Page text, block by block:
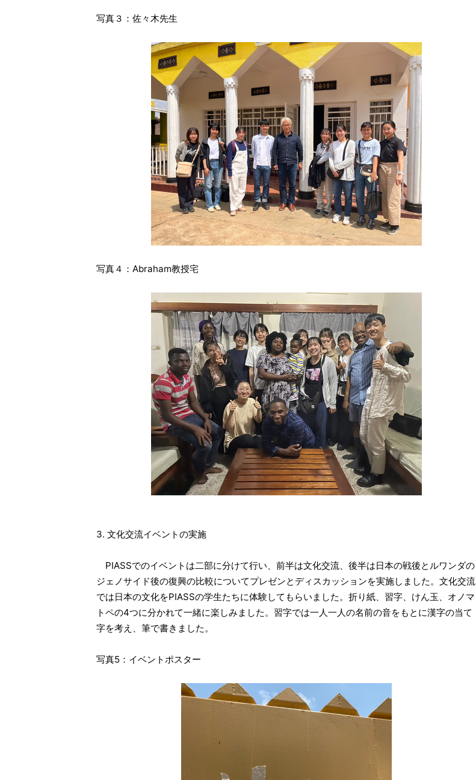
写真３：佐々木先生
写真４：Abraham教授宅
3. 文化交流イベントの実施
PIASSでのイベントは二部に分けて行い、前半は文化交流、後半は日本の戦後とルワンダの
ジェノサイド後の復興の比較についてプレゼンとディスカッションを実施しました。文化交流
では日本の文化をPIASSの学生たちに体験してもらいました。折り紙、習字、けん玉、オノマ
トペの4つに分かれて一緒に楽しみました。習字では一人一人の名前の音をもとに漢字の当て
字を考え、筆で書きました。
写真5：イベントポスター